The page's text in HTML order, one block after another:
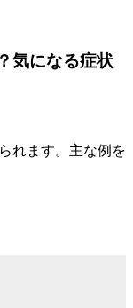
気になる症状
れます。主な例を